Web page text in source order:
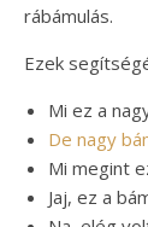
rábámulás.
Ezek
Mi ez a
De nagy
Mi megint
Jaj, ez a